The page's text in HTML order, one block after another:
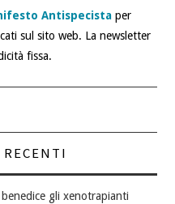
Antispecista per
sul sito web. La newsletter
fissa.
gli xenotrapianti